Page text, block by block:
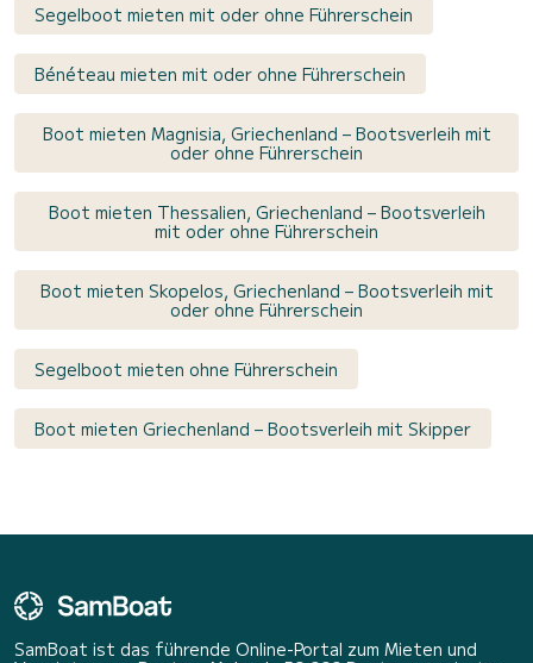
Segelboot mieten mit oder ohne Führerschein
Bénéteau mieten mit oder ohne Führerschein
Boot mieten Magnisia, Griechenland – Bootsverleih mit
oder ohne Führerschein
Boot mieten Thessalien, Griechenland – Bootsverleih
mit oder ohne Führerschein
Boot mieten Skopelos, Griechenland – Bootsverleih mit
oder ohne Führerschein
Segelboot mieten ohne Führerschein
Boot mieten Griechenland – Bootsverleih mit Skipper
SamBoat ist das führende Online-Portal zum Mieten und